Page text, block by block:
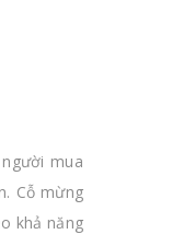
mua
Cỗ mừng
khả năng